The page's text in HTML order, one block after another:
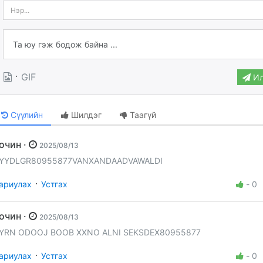
· GIF
Сүүлийн Шилдэг Таагүй
Зочин · 2025/08/13
· Устгах - 0
Зочин · 2025/08/13
ODOOJ BOOB XXNO ALNI SEKSDEX80955877
· Устгах - 0